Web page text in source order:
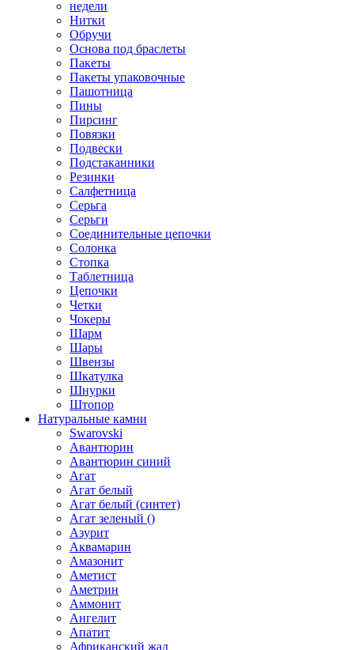
недели
Нитки
Обручи
Основа под браслеты
Пакеты
Пакеты упаковочные
Пашотница
Пины
Пирсинг
Повязки
Подвески
Подстаканники
Резинки
Салфетница
Серьга
Серьги
Соединительные цепочки
Солонка
Стопка
Таблетница
Цепочки
Четки
Чокеры
Шарм
Шары
Швензы
Шкатулка
Шнурки
Штопор
Натуральные камни
Swarovski
Авантюрин
Авантюрин синий
Агат
Агат белый
Агат белый (синтет)
Агат зеленый ()
Азурит
Аквамарин
Амазонит
Аметист
Аметрин
Аммонит
Ангелит
Апатит
Африканский жад